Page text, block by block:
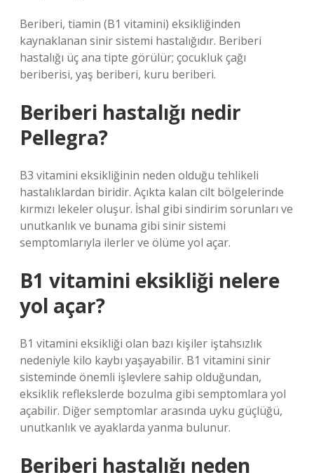
Beriberi, tiamin (B1 vitamini) eksikliğinden
kaynaklanan sinir sistemi hastalığıdır. Beriberi
hastalığı üç ana tipte görülür; çocukluk çağı
beriberisi, yaş beriberi, kuru beriberi.
Beriberi hastalığı nedir
Pellegra?
B3 vitamini eksikliğinin neden olduğu tehlikeli
hastalıklardan biridir. Açıkta kalan cilt bölgelerinde
kırmızı lekeler oluşur. İshal gibi sindirim sorunları ve
unutkanlık ve bunama gibi sinir sistemi
semptomlarıyla ilerler ve ölüme yol açar.
B1 vitamini eksikliği nelere
yol açar?
B1 vitamini eksikliği olan bazı kişiler iştahsızlık
nedeniyle kilo kaybı yaşayabilir. B1 vitamini sinir
sisteminde önemli işlevlere sahip olduğundan,
eksiklik reflekslerde bozulma gibi semptomlara yol
açabilir. Diğer semptomlar arasında uyku güçlüğü,
unutkanlık ve ayaklarda yanma bulunur.
Beriberi hastalığı neden